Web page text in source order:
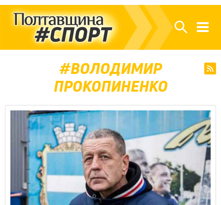
ВОЛОДИМИР
ПРОКОПИНЕНКО